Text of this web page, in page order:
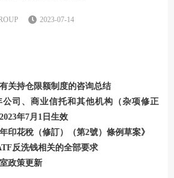
2023-07-14
关持仓限额制度的咨询总结
公司、商业信托和其他机构（杂项修正
年7月1日生效
印花稅（修訂）（第2號）條例草案》
反洗钱相关的全部要求
政策更新